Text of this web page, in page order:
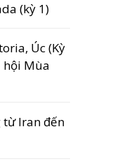
(kỳ 1)
Úc (Kỳ
hội Mùa
từ Iran đến